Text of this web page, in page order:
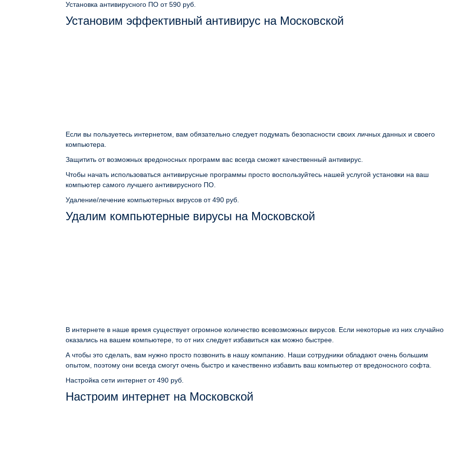
Установка антивирусного ПО от 590 руб.
Установим эффективный антивирус на Московской
Если вы пользуетесь интернетом, вам обязательно следует подумать безопасности своих личных данных и своего
компьютера.
Защитить от возможных вредоносных программ вас всегда сможет качественный антивирус.
Чтобы начать использоваться антивирусные программы просто воспользуйтесь нашей услугой установки на ваш
компьютер самого лучшего антивирусного ПО.
Удаление/лечение компьютерных вирусов от 490 руб.
Удалим компьютерные вирусы на Московской
В интернете в наше время существует огромное количество всевозможных вирусов. Если некоторые из них случайно
оказались на вашем компьютере, то от них следует избавиться как можно быстрее.
А чтобы это сделать, вам нужно просто позвонить в нашу компанию. Наши сотрудники обладают очень большим
опытом, поэтому они всегда смогут очень быстро и качественно избавить ваш компьютер от вредоносного софта.
Настройка сети интернет от 490 руб.
Настроим интернет на Московской